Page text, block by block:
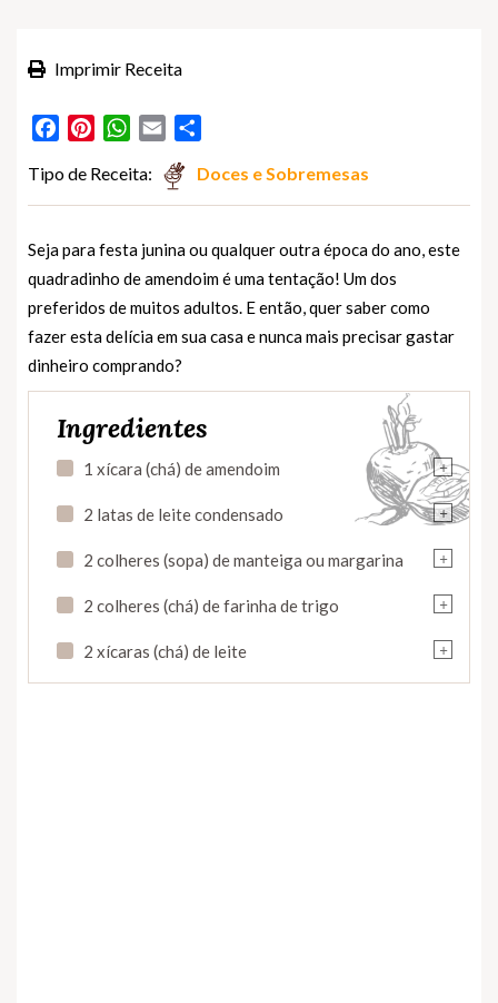
Imprimir Receita
FacebookPinterestWhatsApp
Email
Tipo de Receita: Doces e Sobremesas
Seja para festa junina ou qualquer outra época do ano, este
quadradinho de amendoim é uma tentação! Um dos
preferidos de muitos adultos. E então, quer saber como
fazer esta delícia em sua casa e nunca mais precisar gastar
dinheiro comprando?
Ingredientes
+
1 xícara (chá) de amendoim
+
2 latas de leite condensado
+
2 colheres (sopa) de manteiga ou margarina
+
2 colheres (chá) de farinha de trigo
+
2 xícaras (chá) de leite